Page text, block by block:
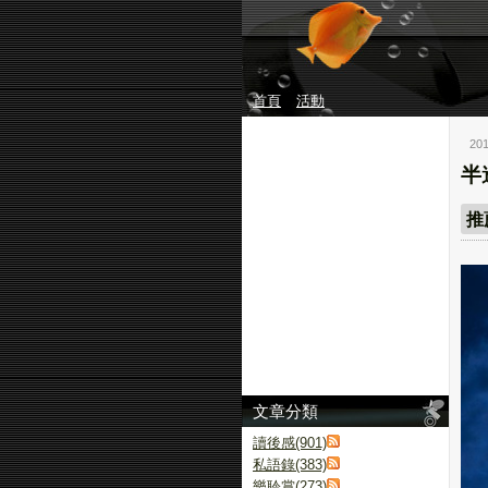
首頁 活動
半
推
文章分類
讀後感(901)
私語錄(383)